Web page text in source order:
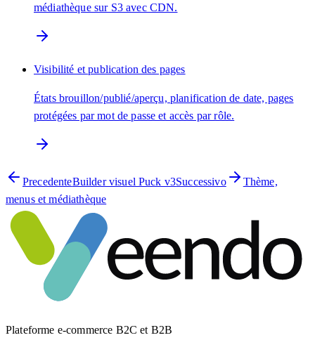
médiathèque sur S3 avec CDN.
Visibilité et publication des pages
États brouillon/publié/aperçu, planification de date, pages
protégées par mot de passe et accès par rôle.
PrecedenteBuilder visuel Puck v3Successivo
Thème,
menus et médiathèque
Plateforme e-commerce B2C et B2B